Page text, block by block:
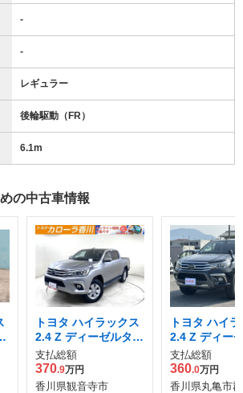
-
-
レギュラー
後輪駆動（FR）
6.1m
の中古車情報
トヨタ ハイラックス
2.4 Z ディーゼルター
ボ 4WD
支払総額
370.9万円
香川県観音寺市
トヨタ ハイ
2.4 Z ディー
ボ 4WD
支払総額
360.0万円
香川県丸亀市